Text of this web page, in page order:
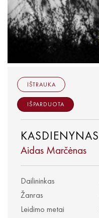
KASDIENYNAS
Aidas Marčėnas
Dailininkas
Žanras
Leidimo metai
IŠTRAUKA
IŠPARDUOTA